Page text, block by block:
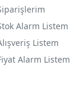
Alarm Listem
Listem
Alarm Listem